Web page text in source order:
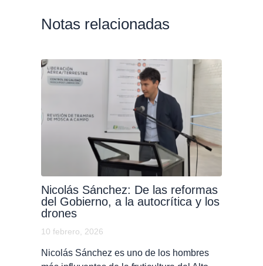
Notas relacionadas
Nicolás Sánchez: De las reformas
del Gobierno, a la autocrítica y los
drones
10 febrero, 2026
Nicolás Sánchez es uno de los hombres